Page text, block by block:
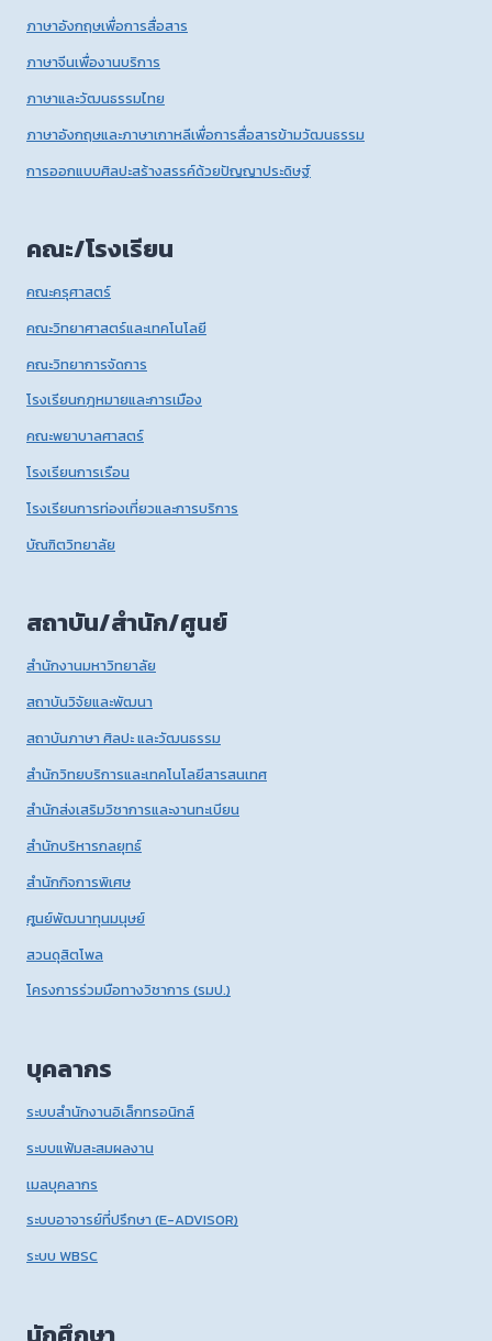
ภาษาอังกฤษเพื่อการสื่อสาร
ภาษาจีนเพื่องานบริการ
ภาษาและวัฒนธรรมไทย
ภาษาอังกฤษและภาษาเกาหลีเพื่อการสื่อสารข้ามวัฒนธรรม
การออกแบบศิลปะสร้างสรรค์ด้วยปัญญาประดิษฐ์
คณะ/โรงเรียน
คณะครุศาสตร์
คณะวิทยาศาสตร์และเทคโนโลยี
คณะวิทยาการจัดการ
โรงเรียนกฎหมายและการเมือง
คณะพยาบาลศาสตร์
โรงเรียนการเรือน
โรงเรียนการท่องเที่ยวและการบริการ
บัณฑิตวิทยาลัย
สถาบัน/สำนัก/ศูนย์
สำนักงานมหาวิทยาลัย
สถาบันวิจัยและพัฒนา
สถาบันภาษา ศิลปะ และวัฒนธรรม
สำนักวิทยบริการและเทคโนโลยีสารสนเทศ
สำนักส่งเสริมวิชาการและงานทะเบียน
สำนักบริหารกลยุทธ์
สำนักกิจการพิเศษ
ศูนย์พัฒนาทุนมนุษย์
สวนดุสิตโพล
โครงการร่วมมือทางวิชาการ (รมป.)
บุคลากร
ระบบสำนักงานอิเล็กทรอนิกส์
ระบบแฟ้มสะสมผลงาน
เมลบุคลากร
ระบบอาจารย์ที่ปรึกษา (E-ADVISOR)
ระบบ WBSC